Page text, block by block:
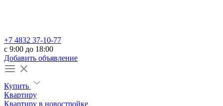
+7 4832 37-10-77
c 9:00 до 18:00
Добавить объявление
Купить
Квартиру
Квартиру в новостройке